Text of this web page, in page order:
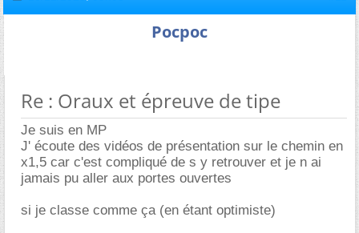
Pocpoc
Re : Oraux et épreuve de tipe
Je suis en MP
J' écoute des vidéos de présentation sur le chemin en
x1,5 car c'est compliqué de s y retrouver et je n ai
jamais pu aller aux portes ouvertes
si je classe comme ça (en étant optimiste)